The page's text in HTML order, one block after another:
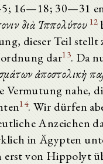
16—18; 30—31
διὰ Ἱππολύτου 12
dieser Teil
dar13. Da
ἀποστολικὴ
Vermutung nahe,
14. Wir dürfen
Anzeichen
in Ägypten
erst von Hippolyt